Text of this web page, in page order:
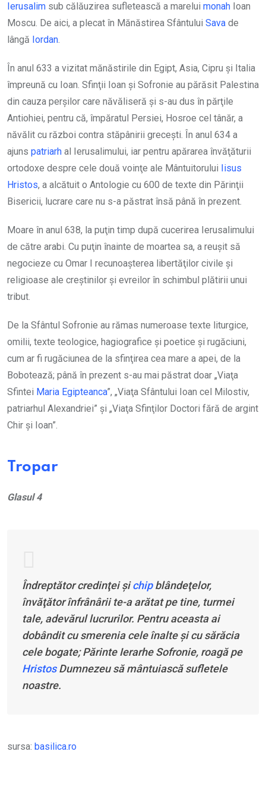
Ierusalim sub călăuzirea sufletească a marelui monah Ioan
Moscu. De aici, a plecat în Mănăstirea Sfântului Sava de
lângă Iordan.
În anul 633 a vizitat mănăstirile din Egipt, Asia, Cipru şi Italia
împreună cu Ioan. Sfinţii Ioan şi Sofronie au părăsit Palestina
din cauza perşilor care năvăliseră şi s-au dus în părţile
Antiohiei, pentru că, împăratul Persiei, Hosroe cel tânăr, a
năvălit cu război contra stăpânirii greceşti. În anul 634 a
ajuns patriarh al Ierusalimului, iar pentru apărarea învăţăturii
ortodoxe despre cele două voinţe ale Mântuitorului Iisus
Hristos, a alcătuit o Antologie cu 600 de texte din Părinţii
Bisericii, lucrare care nu s-a păstrat însă până în prezent.
Moare în anul 638, la puţin timp după cucerirea Ierusalimului
de către arabi. Cu puţin înainte de moartea sa, a reuşit să
negocieze cu Omar I recunoaşterea libertăţilor civile şi
religioase ale creştinilor şi evreilor în schimbul plătirii unui
tribut.
De la Sfântul Sofronie au rămas numeroase texte liturgice,
omilii, texte teologice, hagiografice şi poetice şi rugăciuni,
cum ar fi rugăciunea de la sfinţirea cea mare a apei, de la
Bobotează; până în prezent s-au mai păstrat doar „Viaţa
Sfintei Maria Egipteanca”, „Viaţa Sfântului Ioan cel Milostiv,
patriarhul Alexandriei” şi „Viaţa Sfinţilor Doctori fără de argint
Chir şi Ioan”.
Tropar
Glasul 4
Îndreptător credinţei şichipblândeţelor,
învăţător înfrânârii te-a arătat pe tine, turmei
tale, adevărul lucrurilor. Pentru aceasta ai
dobândit cu smerenia cele înalte şi cu sărăcia
cele bogate; Părinte Ierarhe Sofronie, roagă pe
HristosDumnezeu să mântuiască sufletele
noastre.
sursa: basilica.ro